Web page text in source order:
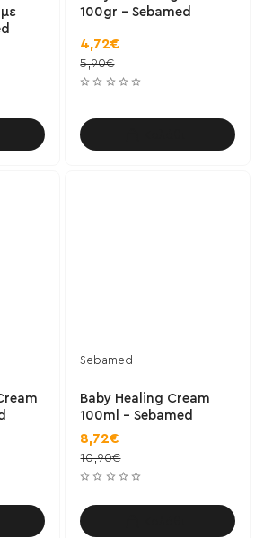
100gr - Sebamed
4,72€
5,90€
Sebamed
Baby Healing Cream
100ml - Sebamed
8,72€
10,90€